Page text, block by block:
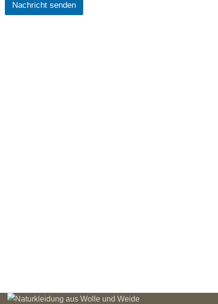
Nachricht senden